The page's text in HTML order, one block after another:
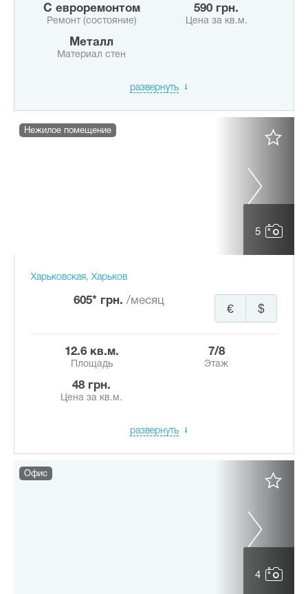
с евроремонтом
Ремонт (состояние)
590 грн.
Цена за кв.м.
Металл
Материал стен
развернуть
5
Нежилое помещение
Харьковская, Харьков
605* грн. /месяц
$
€
12.6 кв.м.
Площадь
7/8
Этаж
48 грн.
Цена за кв.м.
развернуть
4
Офис